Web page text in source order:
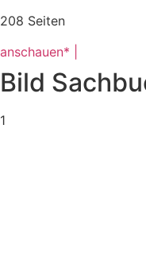
208 Seiten
anschauen* |
Bild
1